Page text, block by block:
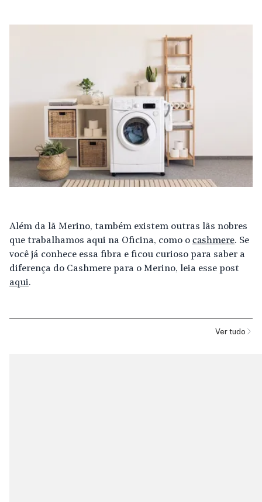
Além da lã Merino, também existem outras lãs nobres
que trabalhamos aqui na Oficina, como o cashmere. Se
você já conhece essa fibra e ficou curioso para saber a
diferença do Cashmere para o Merino, leia esse post
aqui.
Ver tudo